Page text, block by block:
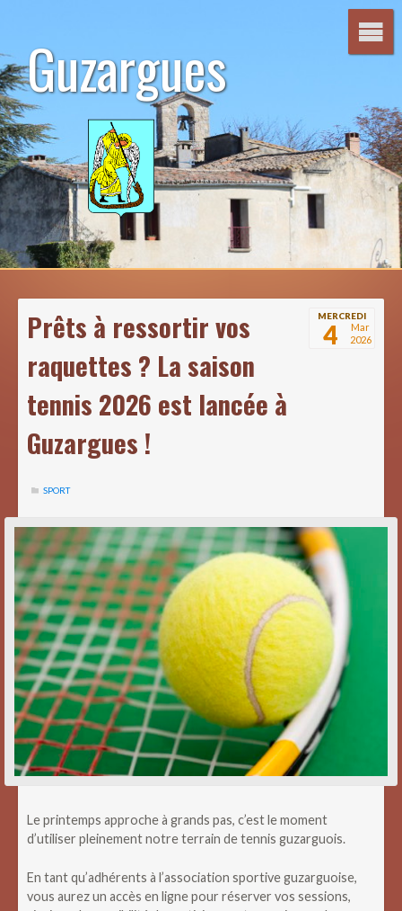
contenuGuzargues
MERCREDI
4
Mar
2026
Prêts à ressortir vos
raquettes ? La saison
tennis 2026 est lancée à
Guzargues !
SPORT
Le printemps approche à grands pas, c’est le moment
d’utiliser pleinement notre terrain de tennis guzarguois.
En tant qu’adhérents à l’association sportive guzarguoise,
vous aurez un accès en ligne pour réserver vos sessions,